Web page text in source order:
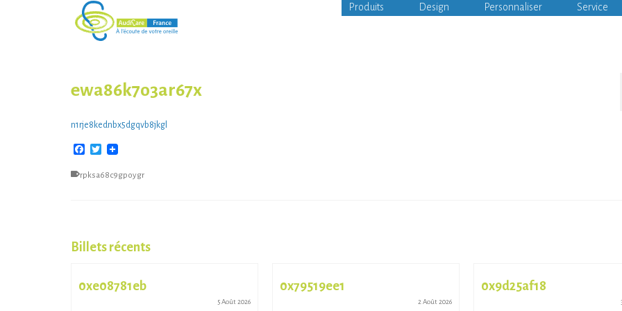
Produits Design Personnaliser Service
ewa86k7o3ar67x
n1rje8kednbx5dgqvb8jkgl
Facebook
Twitter
rpksa68c9gpoygr
Billets récents
0xe08781eb
5 Août 2026
0x79519ee1
2 Août 2026
0x9d25af18